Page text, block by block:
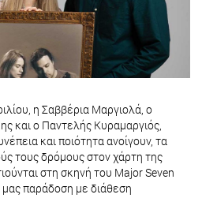
η Σαββέρια Μαργιολά, ο
και ο Παντελής Κυραμαργιός,
και ποιότητα ανοίγουν, τα
τους δρόμους στον χάρτη της
στη σκηνή του Major Seven
μας παράδοση με διάθεση